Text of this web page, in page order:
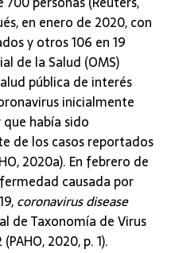
en enero de 2020, con
y otros 106 en 19
de la Salud (OMS)
pública de interés
inicialmente
había sido
de los casos reportados
2020a). En febrero de
causada por
coronavirus disease
de Taxonomía de Virus
2020, p. 1).